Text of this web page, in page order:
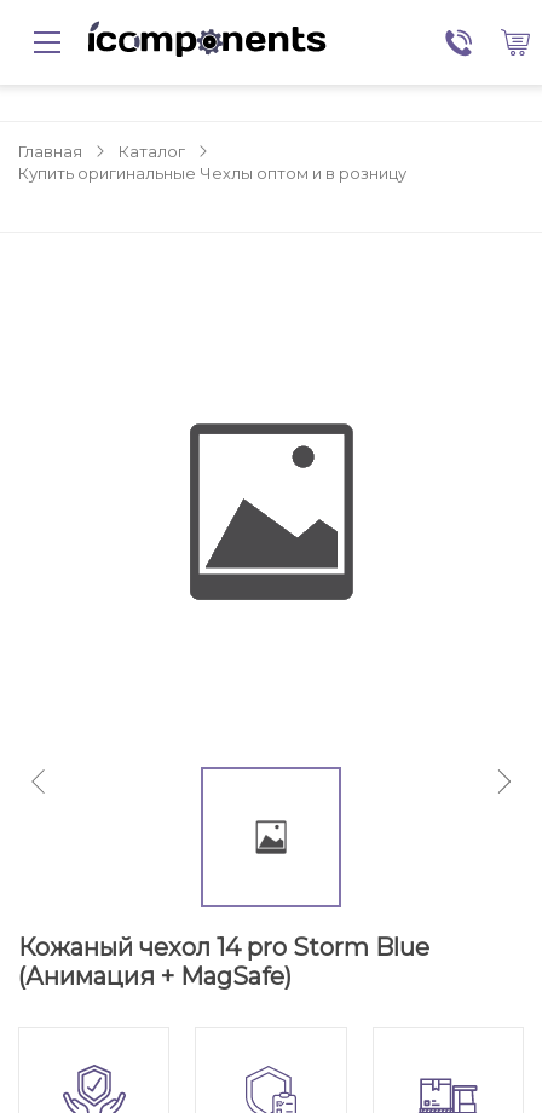
Главная
Каталог
Купить оригинальные Чехлы оптом и в розницу
Кожаный чехол 14 pro Storm Blue
(Анимация + MagSafe)